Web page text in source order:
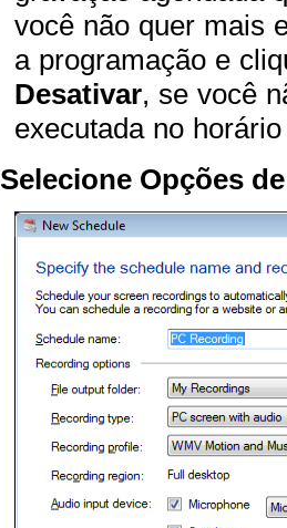
você não quer mais
a programação e
Desativar, se você
executada no
Selecione Opções